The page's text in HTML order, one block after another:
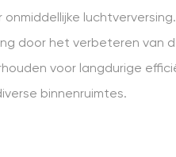
luchtverversing.
door het verbeteren van
voor langdurige
binnenruimtes.